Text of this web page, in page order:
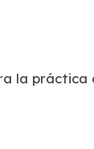
la práctica